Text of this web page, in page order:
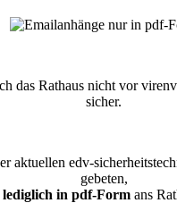
das Rathaus nicht vor
sicher.
aktuellen edv-
gebeten,
lediglich in pdf-Formans